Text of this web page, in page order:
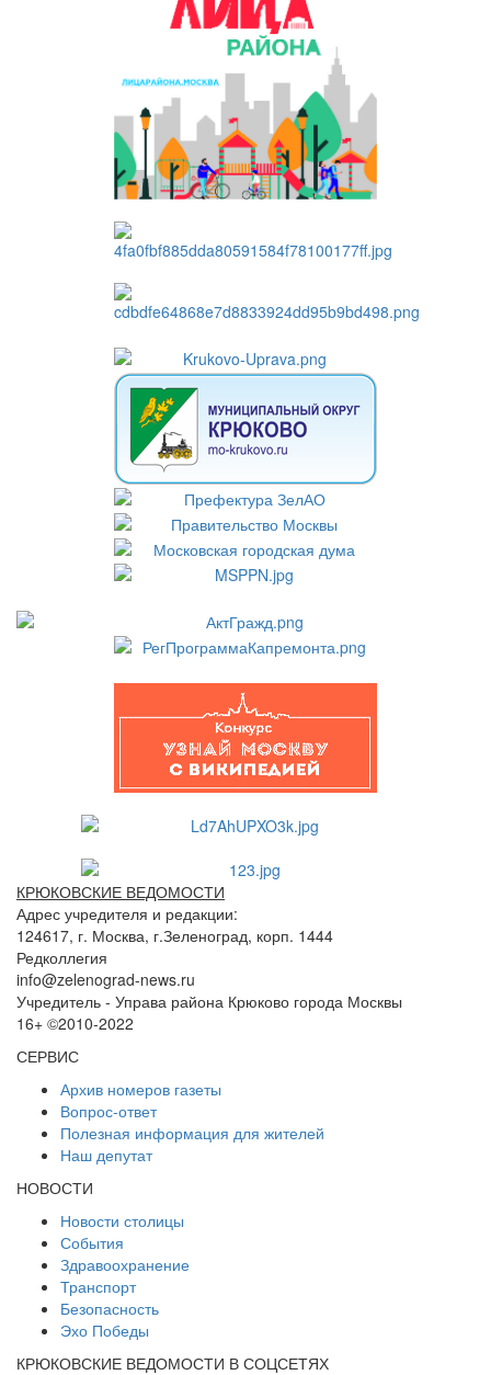
КРЮКОВСКИЕ ВЕДОМОСТИ
Адрес учредителя и редакции:
124617, г. Москва, г.Зеленоград, корп. 1444
Редколлегия
info@zelenograd-news.ru
Учредитель - Управа района Крюково города Москвы
16+ ©2010-2022
СЕРВИС
Архив номеров газеты
Вопрос-ответ
Полезная информация для жителей
Наш депутат
НОВОСТИ
Новости столицы
События
Здравоохранение
Транспорт
Безопасность
Эхо Победы
КРЮКОВСКИЕ ВЕДОМОСТИ В СОЦСЕТЯХ